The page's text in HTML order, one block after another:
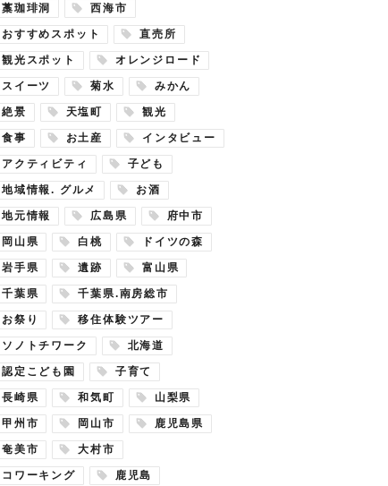
藁珈琲洞 西海市
おすすめスポット 直売所
観光スポット オレンジロード
スイーツ 菊水 みかん
絶景 天塩町 観光
食事 お土産 インタビュー
アクティビティ 子ども
地域情報. グルメ お酒
地元情報 広島県 府中市
岡山県 白桃 ドイツの森
岩手県 遺跡 富山県
千葉県 千葉県.南房総市
お祭り 移住体験ツアー
ソノトチワーク 北海道
認定こども園 子育て
長崎県 和気町 山梨県
甲州市 岡山市 鹿児島県
奄美市 大村市
コワーキング 鹿児島